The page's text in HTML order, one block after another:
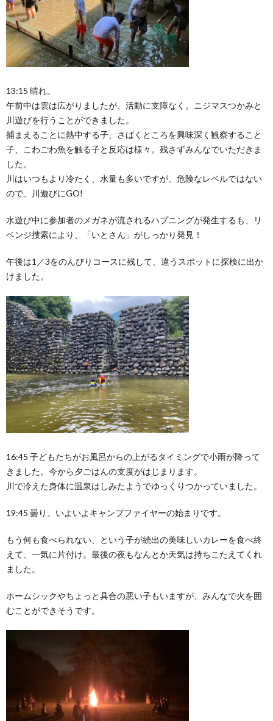
13:15 晴れ。
午前中は雲は広がりましたが、活動に支障なく。ニジマスつかみと
川遊びを行うことができました。
捕まえることに熱中する子、さばくところを興味深く観察すること
子、こわごわ魚を触る子と反応は様々。残さずみんなでいただきま
した。
川はいつもより冷たく、水量も多いですが、危険なレベルではない
ので、川遊びにGO!
水遊び中に参加者のメガネが流されるハプニングが発生するも、リ
ベンジ捜索により、「いとさん」がしっかり発見！
午後は1／3をのんびりコースに残して、違うスポットに探検に出か
けました。
16:45 子どもたちがお風呂からの上がるタイミングで小雨が降って
きました。今から夕ごはんの支度がはじまります。
川で冷えた身体に温泉はしみたようでゆっくりつかっていました。
19:45 曇り。いよいよキャンプファイヤーの始まりです。
もう何も食べられない、という子が続出の美味しいカレーを食べ終
えて、一気に片付け。最後の夜もなんとか天気は持ちこたえてくれ
ました。
ホームシックやちょっと具合の悪い子もいますが、みんなで火を囲
むことができそうです。